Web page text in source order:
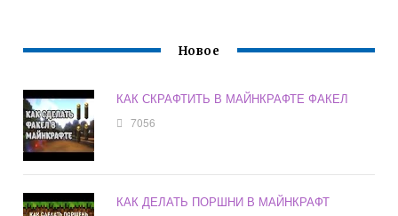
Новое
КАК СКРАФТИТЬ В МАЙНКРАФТЕ ФАКЕЛ
7056
КАК ДЕЛАТЬ ПОРШНИ В МАЙНКРАФТ